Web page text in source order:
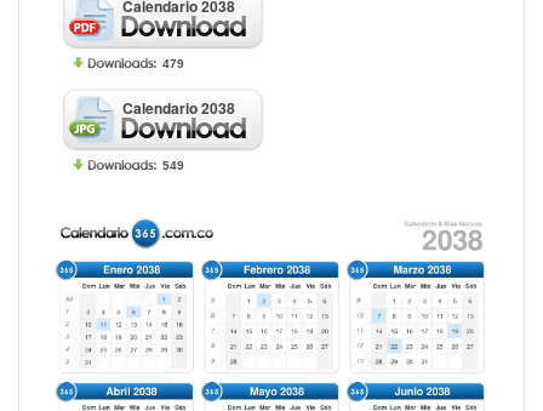
Calendario 2038
479
Calendario 2038
549